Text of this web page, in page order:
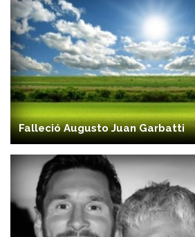
Falleció Augusto Juan Garbatti